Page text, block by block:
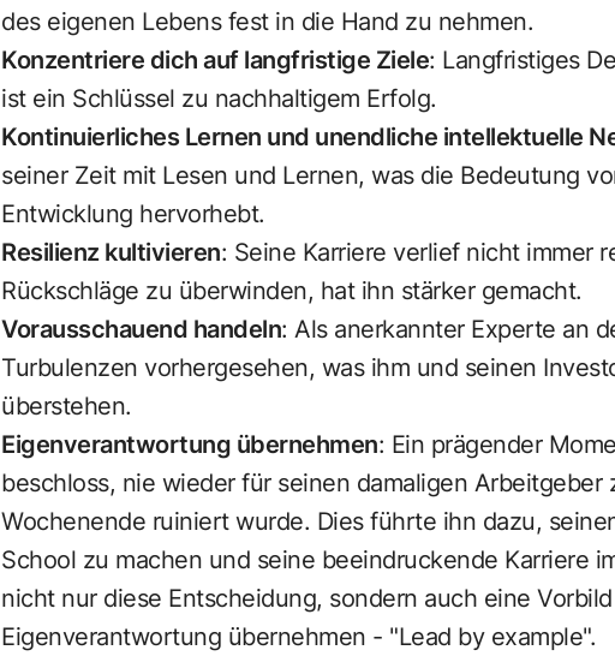
des eigenen Lebens fest in die Hand zu nehmen.
Konzentriere dich auf langfristige Ziele: Langfristiges
ist ein Schlüssel zu nachhaltigem Erfolg.
Kontinuierliches Lernen und unendliche intellektuelle
seiner Zeit mit Lesen und Lernen, was die Bedeutung
Entwicklung hervorhebt.
Resilienz kultivieren: Seine Karriere verlief nicht immer
Rückschläge zu überwinden, hat ihn stärker gemacht.
Vorausschauend handeln: Als anerkannter Experte an
Turbulenzen vorhergesehen, was ihm und seinen
überstehen.
Eigenverantwortung übernehmen: Ein prägender
beschloss, nie wieder für seinen damaligen Arbeitgeber
Wochenende ruiniert wurde. Dies führte ihn dazu,
School zu machen und seine beeindruckende Karriere
nicht nur diese Entscheidung, sondern auch eine
Eigenverantwortung übernehmen - "Lead by example".